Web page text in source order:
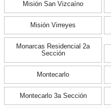
Misión San Vizcaíno
Misión Virreyes
Monarcas Residencial 2a
Sección
Montecarlo
Montecarlo 3a Sección